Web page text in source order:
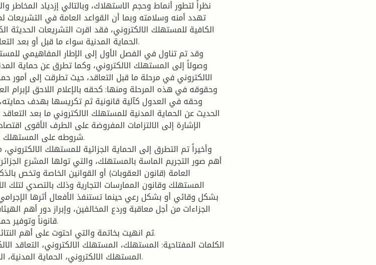
نظراً لتطور أنماط وحجم الاستهلاك، وبالتالي إزدياد المخاطر
تهدد أمنه وسلامته وبما أن القواعد العامة في التشريعات
الكافية للمستهلك الالكتروني، فقد اقرت التشريعات الحديثة
الحماية المدنية سواء ما قبل أو بعد
وقد تم تناول في الفصل الأول إلى الإطار المفاهيمي
وصولاً إلى المستهلك الالكتروني، وكما تطرق عن حماية
الالكتروني في مرحلة ما قبل التعاقد، حيث تطرقت إلى أمور
وحقوقه في هذه المرحلة ومنها: كحقه بالإعلام اللاحق لإبرام
وحقه في العدول كآلية قانونية ثم تكريسها بهدف
الحديث عن الحماية المدنية للمستهلك الالكتروني ما بعد
الإشارة إلى الالتزامات المفروضة على الطرف الأقوى
شروطه على المستهلك
وأخيراً تم التطرق إلى الحماية الجزائية للمستهلك
أهم صور التجريم الماسة بالمستهلك، والتي تولها المشرع
العامة (قانون العقوبات) أو القوانين الخاصة وتخص
المستهلك وقانون الممارسات التجارية وذلك بالتصدي لتلك
بشكل وقائي أو بشكل رعي حينما تستنفذ الأفعال أثرها
الجزاءات من أجل معاقبة وردع المخالفين، وإبراز دور أهم
قانوناً وتوفير
الكلمات المفتاحية: المستهلك، المستهلك الالكتروني، التعاقد
المستهلك الالكتروني، الحماية المدنية،